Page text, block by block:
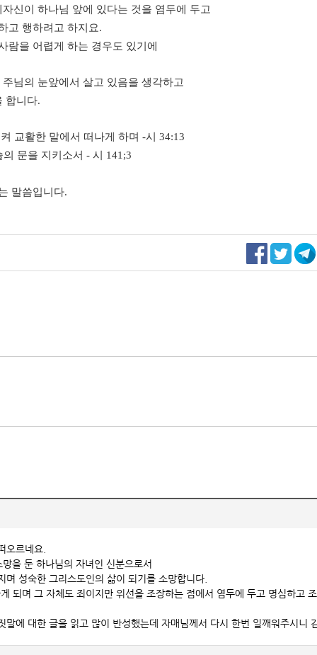
신이 하나님 앞에 있다는 것을 염두에 두고
고 행하려고 하지요.
람을 어렵게 하는 경우도 있기에
님의 눈앞에서 살고 있음을 생각하고
합니다.
교활한 말에서 떠나게 하며 -시 34:13
문을 지키소서 - 시 141;3
말씀입니다.
오르네요.
을 둔 하나님의 자녀인 신분으로서
성숙한 그리스도인의 삶이 되기를 소망합니다.
되며 그 자체도 죄이지만 위선을 조장하는 점에서 염두에 두고 명심하고
에 대한 글을 읽고 많이 반성했는데 자매님께서 다시 한번 일깨워주시니